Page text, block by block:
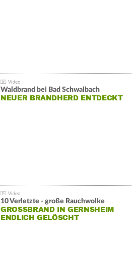
Waldbrand bei Bad Schwalbach
NEUER BRANDHERD ENTDECKT
10 Verletzte - große Rauchwolke
GROSSBRAND IN GERNSHEIM E
NDLICH GELÖSCHT